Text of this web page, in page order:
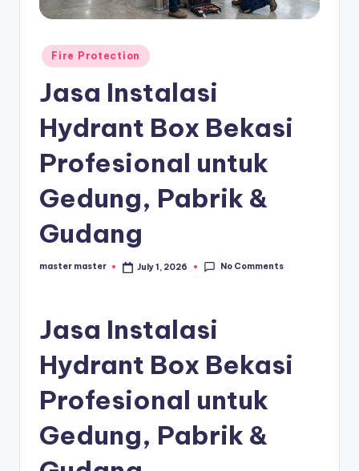
Posted
in
Fire Protection
Jasa Instalasi
Hydrant Box Bekasi
Profesional untuk
Gedung, Pabrik &
Gudang
Posted
master master July 1, 2026 No Comments
Jasa Instalasi
Hydrant Box Bekasi
Profesional untuk
Gedung, Pabrik &